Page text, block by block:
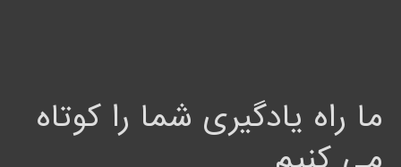
ما راه یادگیری شما را کوتاه